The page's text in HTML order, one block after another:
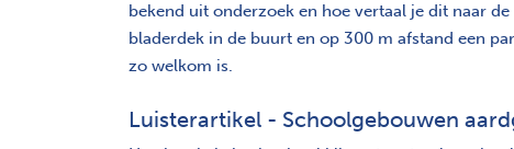
bekend uit onderzoek en hoe vertaal je dit naar
bladerdek in de buurt en op 300 m afstand een
zo welkom is.
Luisterartikel - Schoolgebouwen